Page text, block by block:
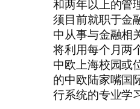
和两年以上的管
须目前就职于金
中从事与金融相
将利用每个月两
中欧上海校园或
的中欧陆家嘴国
行系统的专业学